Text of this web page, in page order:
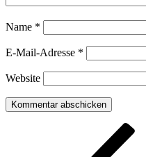
Name *
E-Mail-Adresse *
Website
Beitragsnavigation